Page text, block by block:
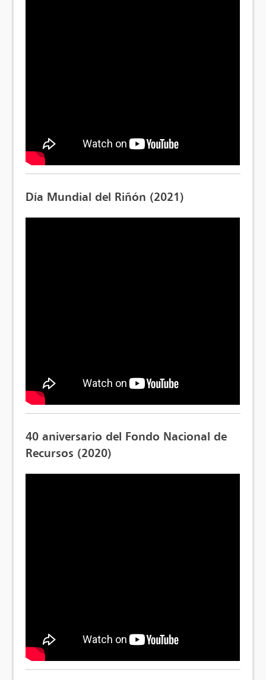
Día Mundial del Riñón (2021)
40 aniversario del Fondo Nacional de
Recursos (2020)